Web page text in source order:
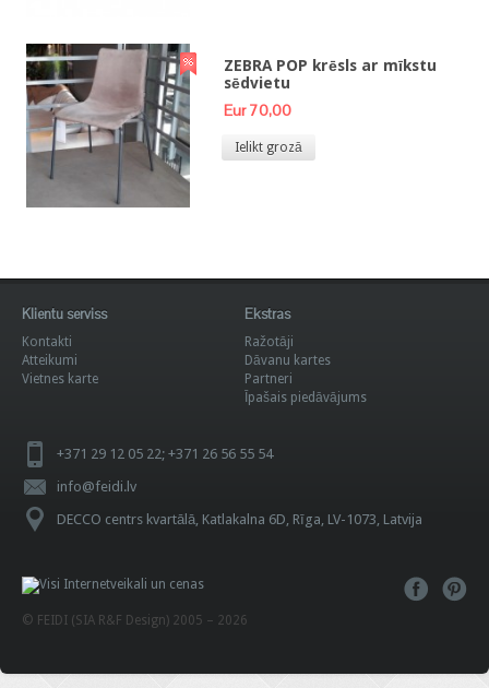
ZEBRA POP krēsls ar mīkstu
sēdvietu
Eur 70,00
Ielikt grozā
Klientu serviss
Kontakti
Atteikumi
Vietnes karte
Ekstras
Ražotāji
Dāvanu kartes
Partneri
Īpašais piedāvājums
+371 29 12 05 22; +371 26 56 55 54
info@feidi.lv
DECCO centrs kvartālā, Katlakalna 6D, Rīga, LV-1073, Latvija
© FEIDI (SIA R&F Design) 2005 – 2026